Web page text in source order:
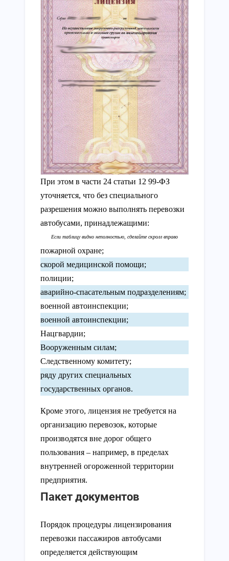
При этом в части 24 статьи 12 99-ФЗ
уточняется, что без специального
разрешения можно выполнять перевозки
автобусами, принадлежащими:
пожарной охране;
скорой медицинской помощи;
полиции;
аварийно-спасательным подразделениям;
военной автоинспекции;
военной автоинспекции;
Нацгвардии;
Вооруженным силам;
Следственному комитету;
ряду других специальных
государственных органов.
Кроме этого, лицензия не требуется на
организацию перевозок, которые
производятся вне дорог общего
пользования – например, в пределах
внутренней огороженной территории
предприятия.
Пакет документов
Порядок процедуры лицензирования
перевозки пассажиров автобусами
определяется действующим